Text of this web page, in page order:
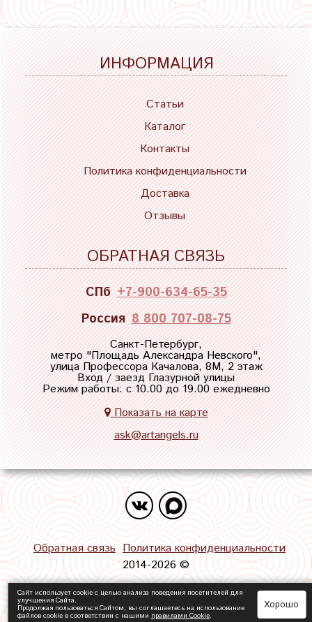
ИНФОРМАЦИЯ
Статьи
Каталог
Контакты
Политика конфиденциальности
Доставка
Отзывы
ОБРАТНАЯ СВЯЗЬ
СПб +7-900-634-65-35
Россия 8 800 707-08-75
Санкт-Петербург,
метро "Площадь Александра Невского",
улица Профессора Качалова, 8М, 2 этаж
Вход / заезд Глазурной улицы
Режим работы: с 10.00 до 19.00 ежедневно
Показать на карте
ask@artangels.ru
Обратная связь Политика конфиденциальности
2014-2026 ©
Сайт использует cookie с целью анализа поведения посетителей для
улучшения Сайта.
Продолжая пользоваться Сайтом, вы соглашаетесь на использование
файлов cookie в соответствии с нашими правилами Сookie.
Хорошо